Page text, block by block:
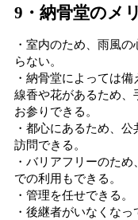
9・納骨堂のメ
・室内のため、雨風の
らない。
・納骨堂によっては備
線香や花があるため、
お参りできる。
・都心にあるため、公
訪問できる。
・バリアフリーのため
での利用もできる。
・管理を任せできる。
・後継者がいなくな